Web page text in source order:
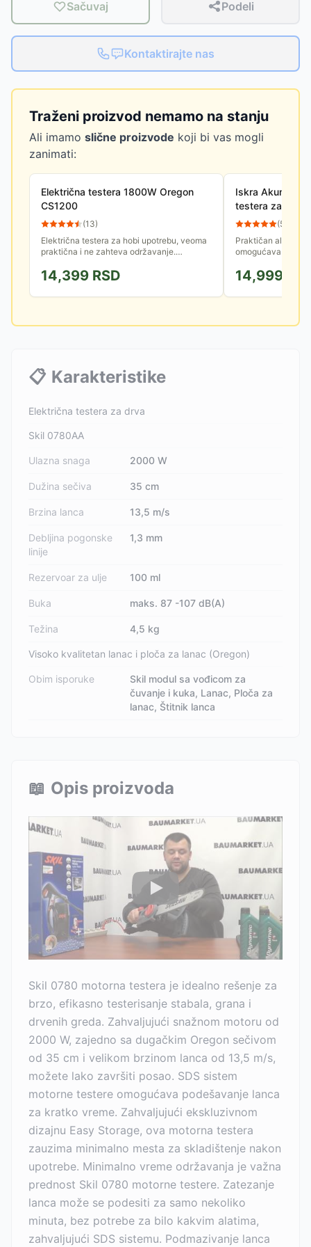
Sačuvaj Podeli
Kontaktirajte nas
Traženi proizvod nemamo na stanju
Ali imamo slične proizvode koji bi vas mogli
zanimati:
Električna testera 1800W Oregon
CS1200
(13)
Električna testera za hobi upotrebu, veoma
praktična i ne zahteva održavanje.
manevrisanje. Snaga motora je 1800...
14,399 RSD
Iskra
testera za
(57
Praktičan alat za
omogućava rad
14,999
📋 Karakteristike
Električna testera za drva
Skil 0780AA
Ulazna snaga 2000 W
Dužina sečiva 35 cm
Brzina lanca 13,5 m/s
Debljina pogonske
linije
1,3 mm
Rezervoar za ulje 100 ml
Buka maks. 87 -107 dB(A)
Težina 4,5 kg
Visoko kvalitetan lanac i ploča za lanac (Oregon)
Obim isporuke
Skil modul sa vođicom za
čuvanje i kuka, Lanac, Ploča za
lanac, Štitnik lanca
📖 Opis proizvoda
Skil 0780 motorna testera je idealno rešenje za
brzo, efikasno testerisanje stabala, grana i
drvenih greda. Zahvaljujući snažnom motoru od
2000 W, zajedno sa dugačkim Oregon sečivom
od 35 cm i velikom brzinom lanca od 13,5 m/s,
možete lako završiti posao. SDS sistem
motorne testere omogućava podešavanje lanca
za kratko vreme. Zahvaljujući ekskluzivnom
dizajnu Easy Storage, ova motorna testera
zauzima minimalno mesta za skladištenje nakon
upotrebe. Minimalno vreme održavanja je važna
prednost Skil 0780 motorne testere. Zatezanje
lanca može se podesiti za samo nekoliko
minuta, bez potrebe za bilo kakvim alatima,
zahvaljujući SDS sistemu. Podmazivanje lanca